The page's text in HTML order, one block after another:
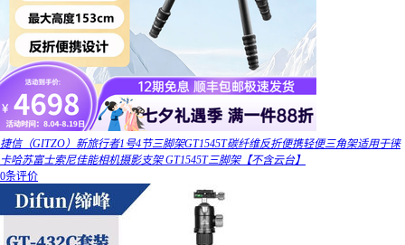
捷信（GITZO）新旅行者1号4节三脚架GT1545T碳纤维反折便携轻便三角架适用于徕
卡哈苏富士索尼佳能相机摄影支架 GT1545T三脚架【不含云台】
0条评价